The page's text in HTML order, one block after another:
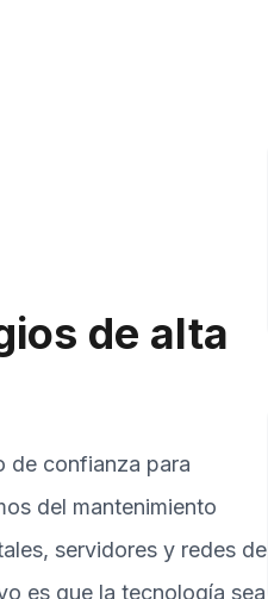
de alta
de confianza para
del mantenimiento
servidores y redes de
es que la tecnología sea